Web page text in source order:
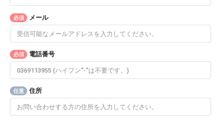
必須 メール
必須 電話番号
任意 住所